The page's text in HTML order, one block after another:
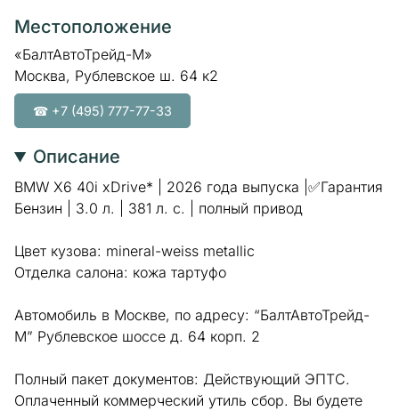
Местоположение
«БалтАвтоТрейд-М»
Москва, Рублевское ш. 64 к2
☎ +7 (495) 777-77-33
Описание
BMW X6 40i xDrive* | 2026 года выпуска |✅Гарантия
Бензин | 3.0 л. | 381 л. с. | полный привод
Цвет кузова: mineral-weiss metallic
Отделка салона: кожа тартуфо
Автомобиль в Москве, по адресу: “БалтАвтоТрейд-
М” Рублевское шоссе д. 64 корп. 2
Полный пакет документов: Действующий ЭПТС.
Оплаченный коммерческий утиль сбор. Вы будете